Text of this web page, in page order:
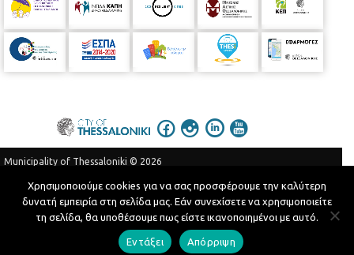
Municipality of Thessaloniki © 2026
Terms of Use
Privacy Policy
Telephone Catalog
MyCompany Projects
Χρησιμοποιούμε cookies για να σας προσφέρουμε την καλύτερη
δυνατή εμπειρία στη σελίδα μας. Εάν συνεχίσετε να χρησιμοποιείτε
τη σελίδα, θα υποθέσουμε πως είστε ικανοποιημένοι με αυτό.
Εντάξει Απόρριψη